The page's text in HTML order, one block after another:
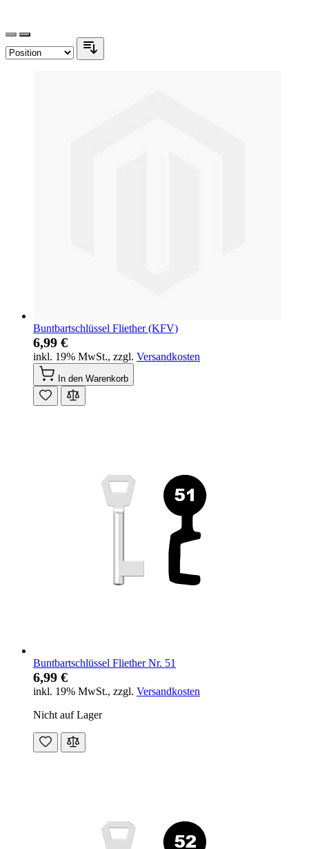
Buntbartschlüssel Fliether (KFV)
6,99 €
inkl. 19% MwSt., zzgl. Versandkosten
In den Warenkorb
Buntbartschlüssel Fliether Nr. 51
6,99 €
inkl. 19% MwSt., zzgl. Versandkosten
Nicht auf Lager